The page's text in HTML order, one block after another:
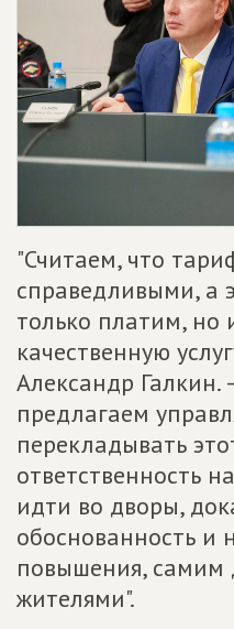
"Считаем, что
справедливыми, а
только платим, но
качественную
Александр Галкин.
предлагаем
перекладывать
ответственность
идти во дворы,
обоснованность и
повышения, самим
жителями".